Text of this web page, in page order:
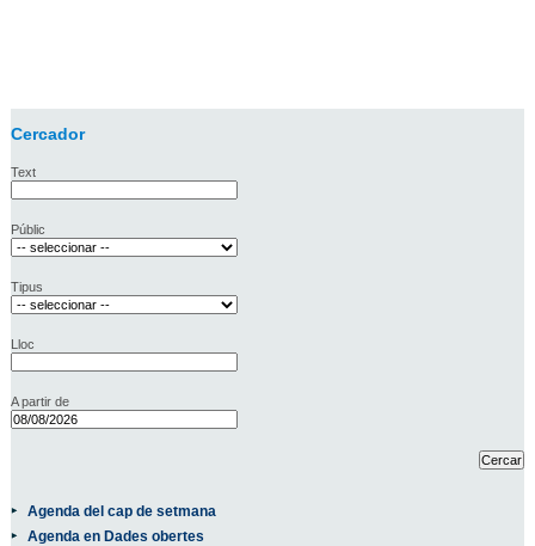
Cercador
Text
Públic
Tipus
Lloc
A partir de
Agenda del cap de setmana
Agenda en Dades obertes